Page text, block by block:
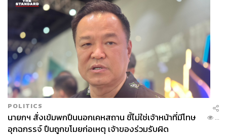
POLITICS
นายกฯ สั่งเข้มพกปืนนอกเคหสถาน ชี้ไม่ใช่เจ้าหน้าที่มีโทษ
อุกฉกรรจ์ ปืนถูกขโมยก่อเหตุ เจ้าของร่วมรับผิด
...